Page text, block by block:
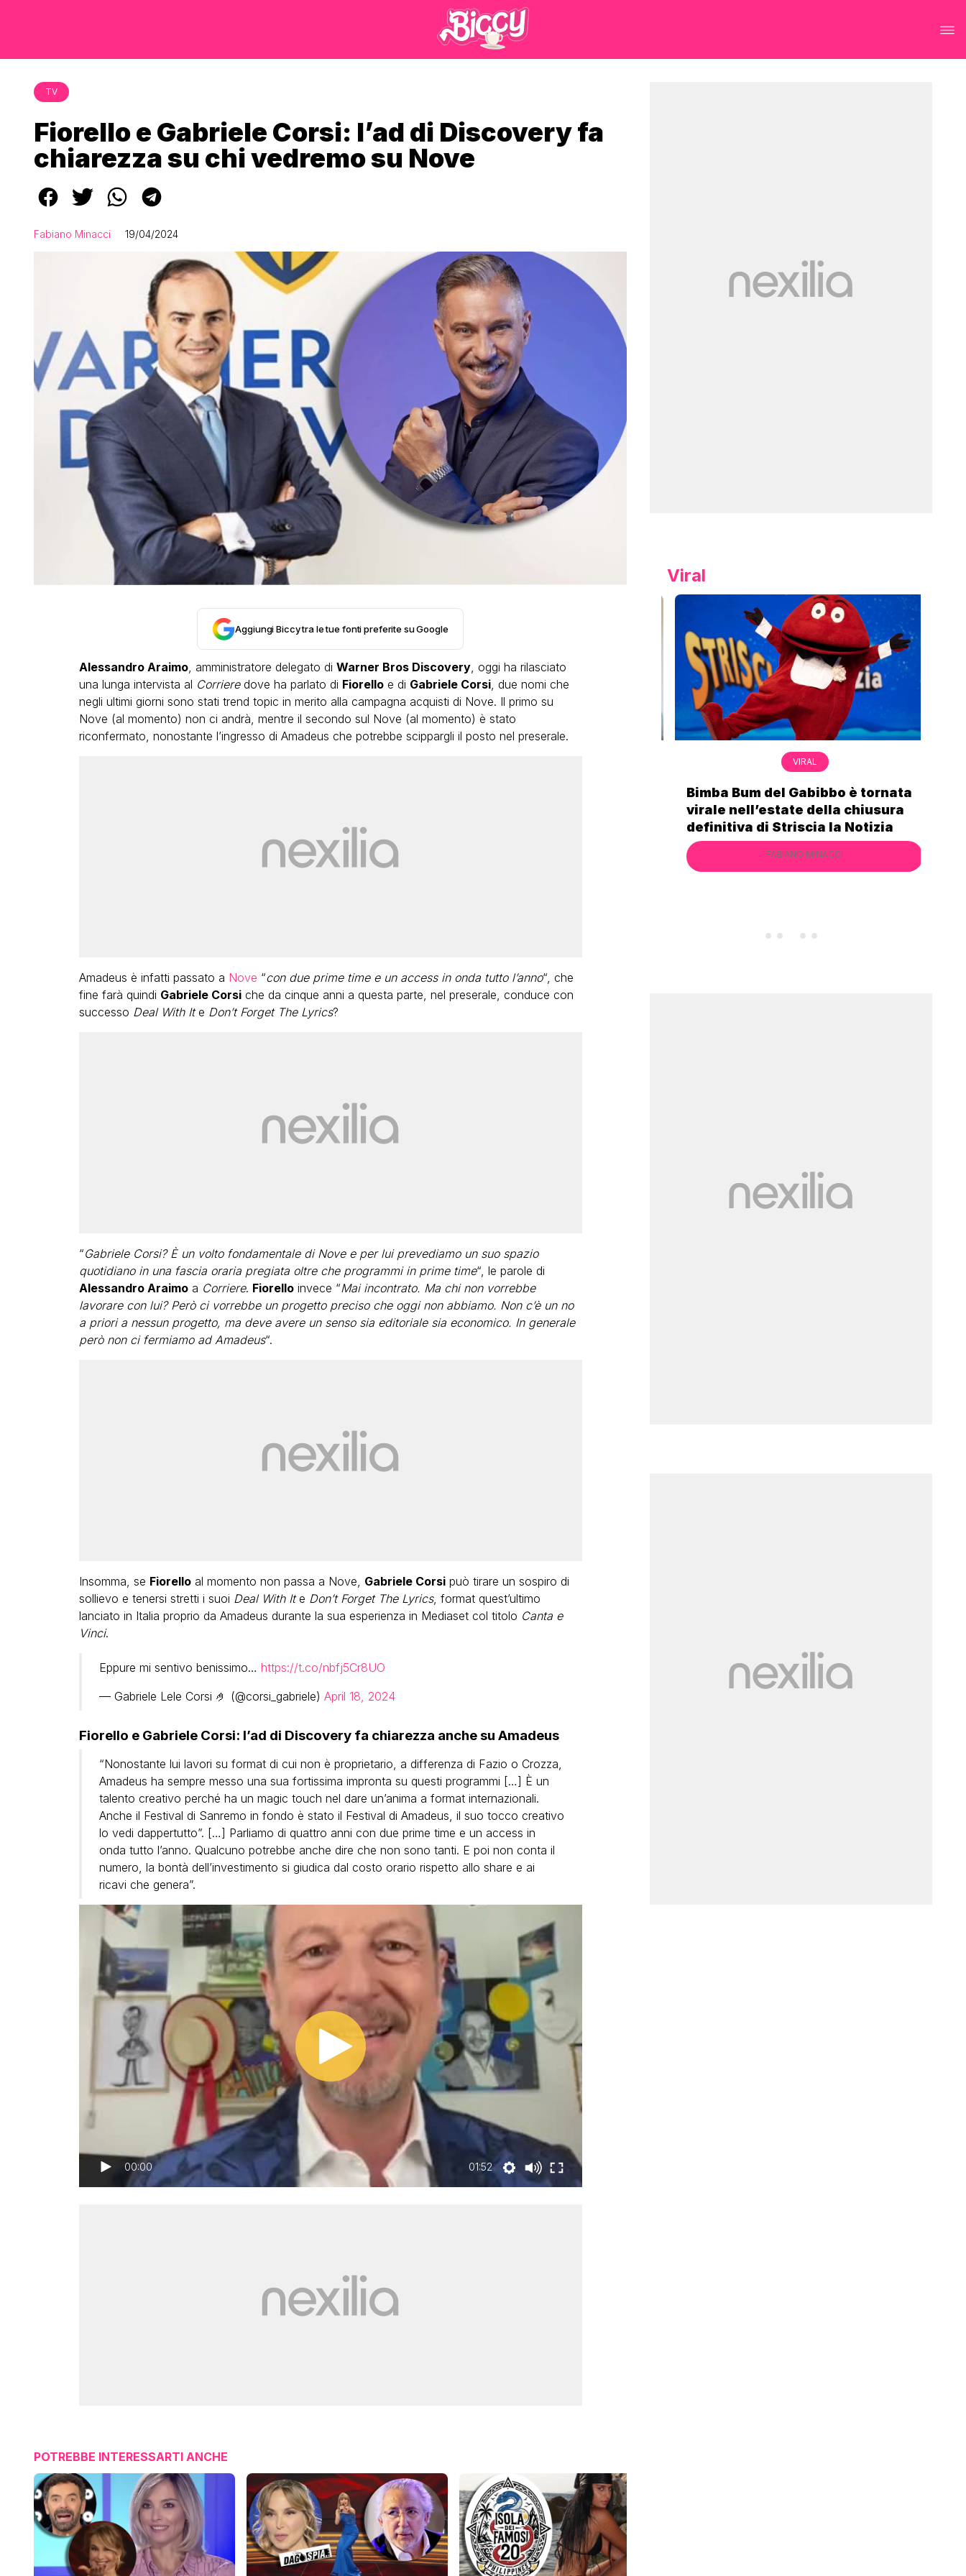
TV
Fiorello e Gabriele Corsi: l’ad di Discovery fa
chiarezza su chi vedremo su Nove
Fabiano Minacci 19/04/2024
Aggiungi Biccy tra le tue fonti preferite su Google
Alessandro Araimo, amministratore delegato di Warner Bros Discovery, oggi ha rilasciato
una lunga intervista al Corrieredove ha parlato di Fiorelloe di Gabriele Corsi, due nomi che
negli ultimi giorni sono stati trend topic in merito alla campagna acquisti di Nove. Il primo su
Nove (al momento) non ci andrà, mentre il secondo sul Nove (al momento) è stato
riconfermato, nonostante l’ingresso di Amadeus che potrebbe scippargli il posto nel preserale.
Amadeus è infatti passato a Nove “con due prime time e un access in onda tutto l’anno“, che
fine farà quindi Gabriele Corsiche da cinque anni a questa parte, nel preserale, conduce con
successo Deal With Ite Don’t Forget The Lyrics?
“Gabriele Corsi? È un volto fondamentale di Nove e per lui prevediamo un suo spazio
quotidiano in una fascia oraria pregiata oltre che programmi in prime time“, le parole di
Alessandro Araimoa Corriere. Fiorelloinvece “Mai incontrato. Ma chi non vorrebbe
lavorare con lui? Però ci vorrebbe un progetto preciso che oggi non abbiamo. Non c’è un no
a priori a nessun progetto, ma deve avere un senso sia editoriale sia economico. In generale
però non ci fermiamo ad Amadeus“.
Insomma, se Fiorelloal momento non passa a Nove, Gabriele Corsipuò tirare un sospiro di
sollievo e tenersi stretti i suoi Deal With Ite Don’t Forget The Lyrics, format quest’ultimo
lanciato in Italia proprio da Amadeus durante la sua esperienza in Mediaset col titolo Canta e
Vinci.
Eppure mi sentivo benissimo… https://t.co/nbfj5Cr8UO
— Gabriele Lele Corsi 🤌 (@corsi_gabriele) April 18, 2024
Fiorello e Gabriele Corsi: l’ad di Discovery fa chiarezza anche su Amadeus
“Nonostante lui lavori su format di cui non è proprietario, a differenza di Fazio o Crozza,
Amadeus ha sempre messo una sua fortissima impronta su questi programmi […] È un
talento creativo perché ha un magic touch nel dare un’anima a format internazionali.
Anche il Festival di Sanremo in fondo è stato il Festival di Amadeus, il suo tocco creativo
lo vedi dappertutto”. […] Parliamo di quattro anni con due prime time e un access in
onda tutto l’anno. Qualcuno potrebbe anche dire che non sono tanti. E poi non conta il
numero, la bontà dell’investimento si giudica dal costo orario rispetto allo share e ai
ricavi che genera”.
00:00 01:52
POTREBBE INTERESSARTI ANCHE
Viral
VIRAL
Bimba Bum del Gabibbo è tornata
virale nell’estate della chiusura
definitiva di Striscia la Notizia
FABIANO MINACCI